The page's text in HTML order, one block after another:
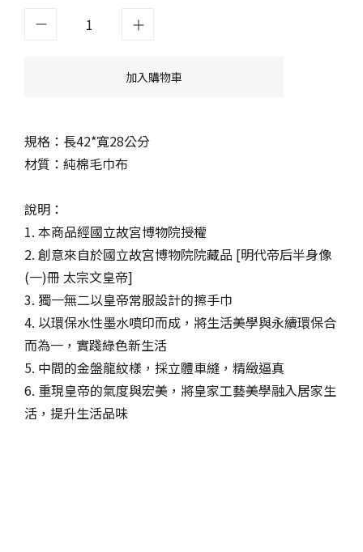
加入購物車
規格：長42*寬28公分
材質：純棉毛巾布
說明：
1. 本商品經國立故宮博物院授權
2. 創意來自於國立故宮博物院院藏品 [明代帝后半身像
(一)冊 太宗文皇帝]
3. 獨一無二以皇帝常服設計的擦手巾
4. 以環保水性墨水噴印而成，將生活美學與永續環保合
而為一，實踐綠色新生活
5. 中間的金盤龍紋樣，採立體車縫，精緻逼真
6. 重現皇帝的氣度與宏美，將皇家工藝美學融入居家生
活，提升生活品味